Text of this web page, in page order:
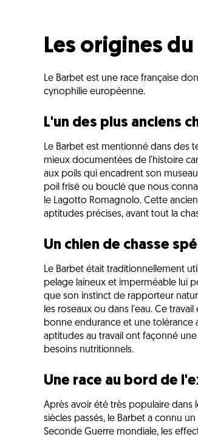
Les origines
Le Barbet est une race française
cynophilie européenne.
L'un des plus anciens
Le Barbet est mentionné dans des
mieux documentées de l'histoire
aux poils qui encadrent son
poil frisé ou bouclé que nous
le Lagotto Romagnolo. Cette
aptitudes précises, avant tout la
Un chien de chasse
Le Barbet était traditionnellement
pelage laineux et imperméable lui
que son instinct de rapporteur
les roseaux ou dans l'eau. Ce
bonne endurance et une tolérance
aptitudes au travail ont façonné
besoins nutritionnels.
Une race au bord de
Après avoir été très populaire dans
siècles passés, le Barbet a connu
Seconde Guerre mondiale, les